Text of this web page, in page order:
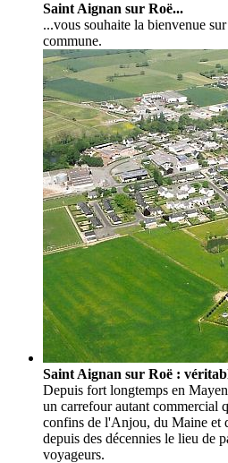
Saint Aignan sur Roë...
...vous souhaite la bienvenue
commune.
Saint Aignan sur Roë :
Depuis fort longtemps en
un carrefour autant commercial
confins de l'Anjou, du Maine et
depuis des décennies le lieu de
voyageurs.